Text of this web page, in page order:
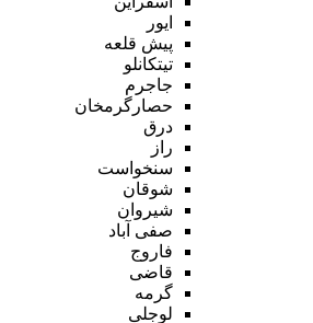
ایور
پیش قلعه
تیتکانلو
جاجرم
حصارگرمخان
درق
راز
سنخواست
شوقان
شیروان
صفی آباد
فاروج
قاضی
گرمه
لوجلی